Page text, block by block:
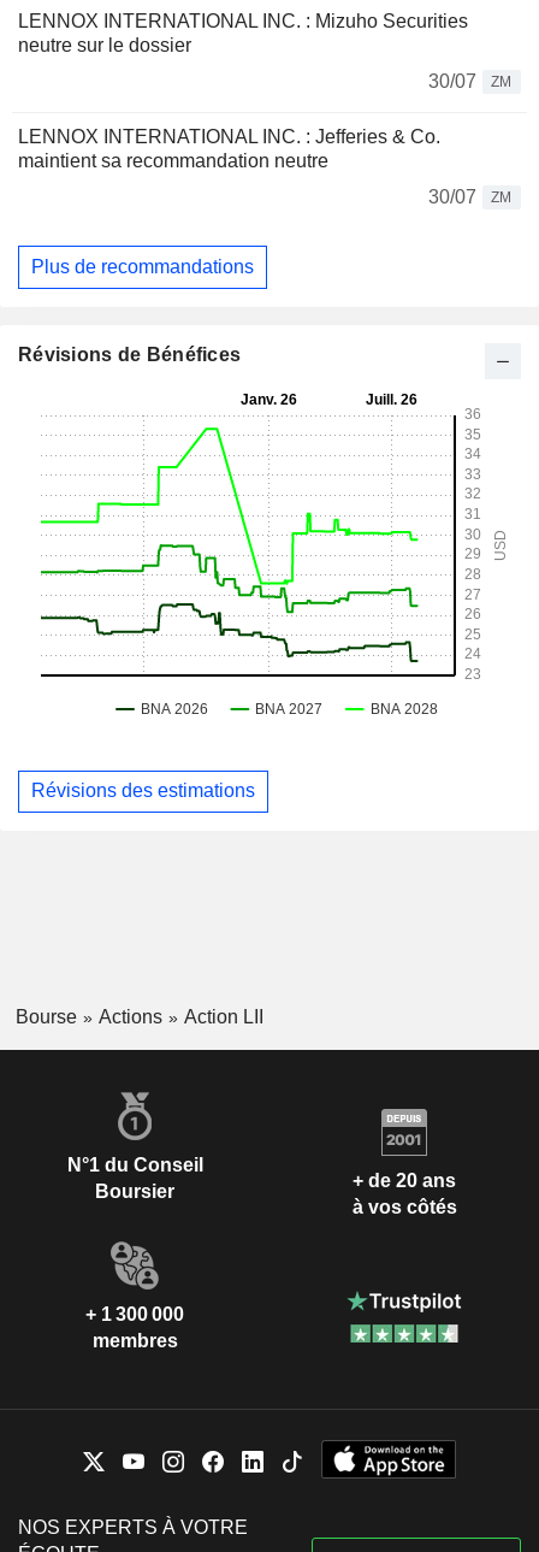
LENNOX INTERNATIONAL INC. : Mizuho Securities
neutre sur le dossier
30/07
ZM
LENNOX INTERNATIONAL INC. : Jefferies & Co.
maintient sa recommandation neutre
30/07
ZM
Plus de recommandations
Révisions de Bénéfices
Révisions des estimations
Bourse Actions Action LII
N°1 du Conseil
Boursier
+ de 20 ans
à vos côtés
+ 1 300 000
membres
NOS EXPERTS À VOTRE